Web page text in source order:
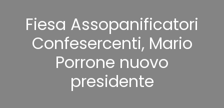
Fiesa Assopanificatori
Confesercenti, Mario
Porrone nuovo
presidente